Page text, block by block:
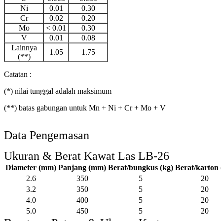
Ni
0.01
0.30
Cr
0.02
0.20
Mo
< 0.01
0.30
V
0.01
0.08
Lainnya
(**)
1.05 1.75
Catatan :
(*) nilai tunggal adalah maksimum
(**) batas gabungan untuk Mn + Ni + Cr + Mo + V
Data Pengemasan
Ukuran & Berat Kawat Las LB-26
Diameter (mm) Panjang (mm) Berat/bungkus (kg) Berat/karton
2.6
350 5
20
3.2
350 5
20
4.0
400 5
20
5.0
450 5 20